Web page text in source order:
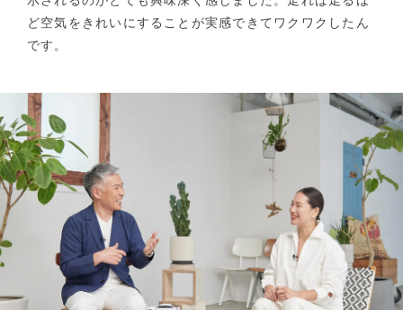
ど空気をきれいにすることが実感できてワクワクしたん
です。